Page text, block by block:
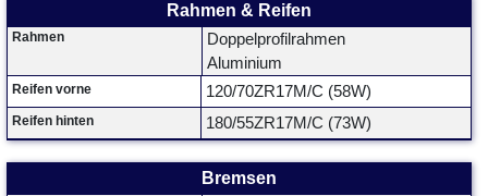
Rahmen & Reifen
Rahmen
Doppelprofilrahmen
Aluminium
Reifen vorne 120/70ZR17M/C (58W)
Reifen hinten 180/55ZR17M/C (73W)
Bremsen